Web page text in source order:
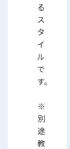
る
ス
タ
イ
ル
で
す。
※
別
途
教